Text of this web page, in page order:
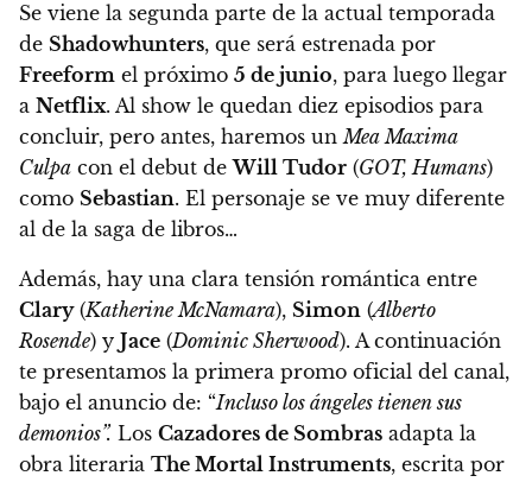
Se viene la segunda parte de la actual temporada
de Shadowhunters, que será estrenada por
Freeform el próximo 5 de junio, para luego llegar
a Netflix. Al show le quedan diez episodios para
concluir, pero antes, haremos unMea Maxima
Culpa con el debut deWill Tudor (GOT, Humans)
como Sebastian. El personaje se ve muy diferente
al de la saga de libros…
Además, hay una clara tensión romántica entre
Clary(Katherine McNamara), Simon (Alberto
Rosende) y Jace (Dominic Sherwood). A continuación
te presentamos la primera promo oficial del canal,
bajo el anuncio de: “Incluso los ángeles tienen sus
demonios”. Los Cazadores de Sombras adapta la
obra literaria The Mortal Instruments, escrita por